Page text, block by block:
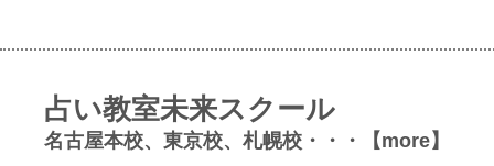
占い教室未来スクール
名古屋本校、東京校、札幌校・・・【more】